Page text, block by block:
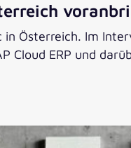
Österreich. Im
ERP und